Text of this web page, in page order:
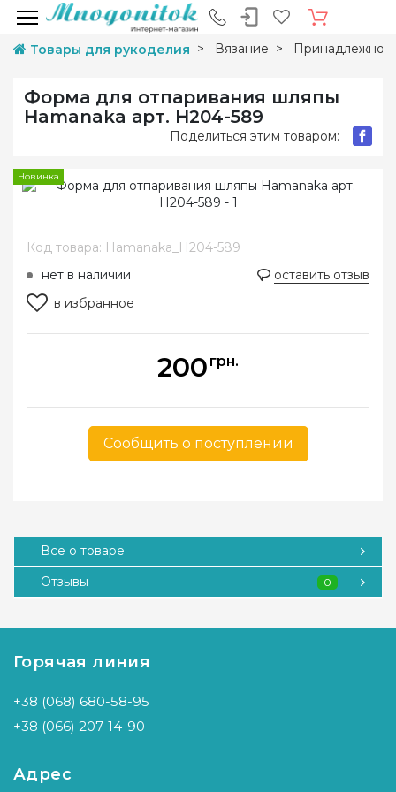
Товары для рукоделия Вязание
Форма для отпаривания шляпы
Hamanaka арт. H204-589
Поделиться этим товаром:
Новинка
Код товара: Hamanaka_H204-589
нет в наличии
оставить отзыв
в избранное
200 грн.
Сообщить о поступлении
Все о товаре
Отзывы
0
Горячая линия
+38 (068) 680-58-95
+38 (066) 207-14-90
Адрес